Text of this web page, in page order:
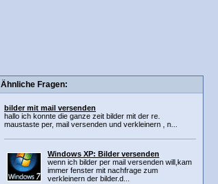
Ähnliche Fragen:
bilder mit mail versenden
hallo ich konnte die ganze zeit bilder mit der re.
maustaste per, mail versenden und verkleinern , n...
Windows XP: Bilder versenden
wenn ich bilder per mail versenden will,kam
immer fenster mit nachfrage zum
verkleinern der bilder.d...